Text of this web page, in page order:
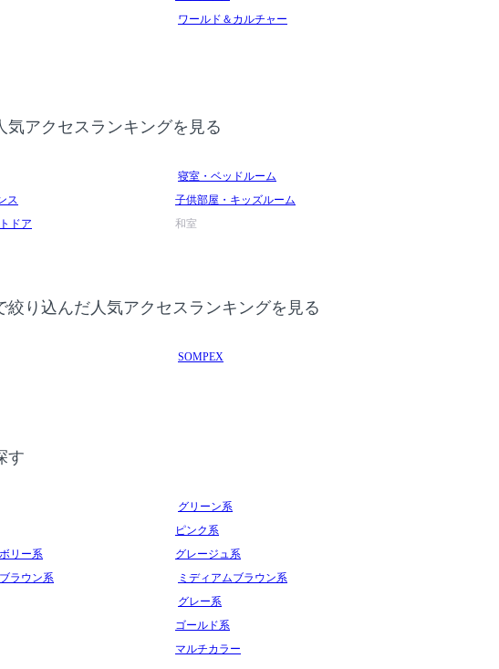
ワールド＆カルチャー
アクセスランキングを見る
寝室・ベッドルーム
ス
子供部屋・キッズルーム
ドア 和室
り込んだ人気アクセスランキングを見る
SOMPEX
す
グリーン系
ピンク系
リー系
グレージュ系
ラウン系
ミディアムブラウン系
グレー系
ゴールド系
マルチカラー